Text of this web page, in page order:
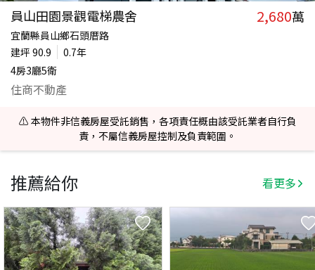
員山田園景觀電梯農舍 2,680萬
宜蘭縣員山鄉石頭厝路
建坪 90.9
0.7年
4房3廳5衛
住商不動產
⚠️ 本物件非信義房屋受託銷售，各項責任概由該受託業者自行負
責，不屬信義房屋控制及負責範圍。
推薦給你 看更多